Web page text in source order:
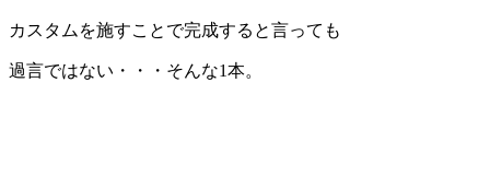
カスタムを施すことで完成すると言っても
過言ではない・・・そんな1本。